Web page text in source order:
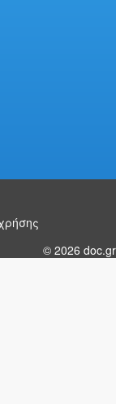
© 2026 doc.gr